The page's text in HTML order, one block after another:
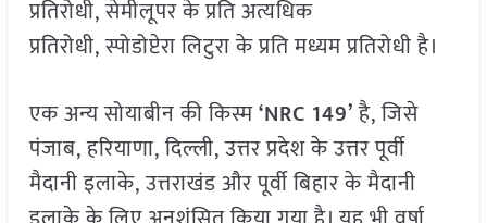
प्रतिरोधी, सेमीलूपर के प्रति अत्यधिक
प्रतिरोधी, स्पोडोप्टेरा लिटुरा के प्रति मध्यम प्रतिरोधी है।
एक अन्य सोयाबीन की किस्म‘NRC 149’है, जिसे
पंजाब, हरियाणा, दिल्ली, उत्तर प्रदेश के उत्तर पूर्वी
मैदानी इलाके, उत्तराखंड और पूर्वी बिहार के मैदानी